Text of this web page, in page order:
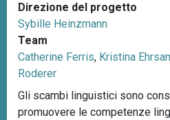
l
e
d
i
p
a
e
Direzione del progetto
Sybille Heinzmann
Team
Catherine Ferris, Kristina
Roderer
Gli scambi linguistici sono
promuovere le competenze